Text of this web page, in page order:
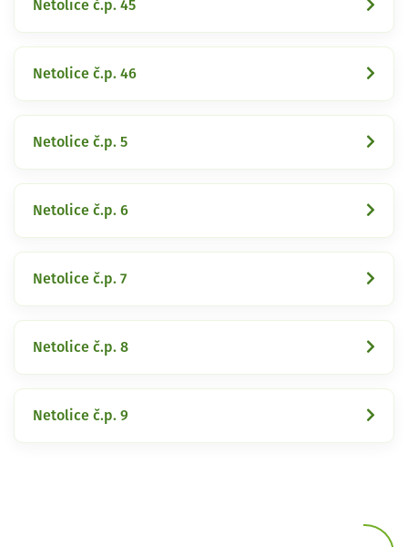
Netolice č.p. 45
Netolice č.p. 46
Netolice č.p. 5
Netolice č.p. 6
Netolice č.p. 7
Netolice č.p. 8
Netolice č.p. 9